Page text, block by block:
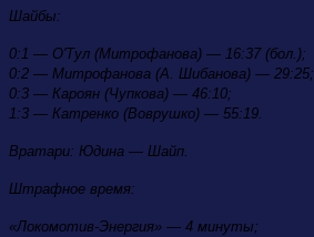
Шайбы:
0:1 — О'Тул (Митрофанова) — 16:37 (бол.);
0:2 — Митрофанова (А. Шибанова) — 29:25;
0:3 — Кароян (Чупкова) — 46:10;
1:3 — Катренко (Воврушко) — 55:19.
Вратари: Юдина — Шайп.
Штрафное время:
«Локомотив-Энергия» — 4 минуты;